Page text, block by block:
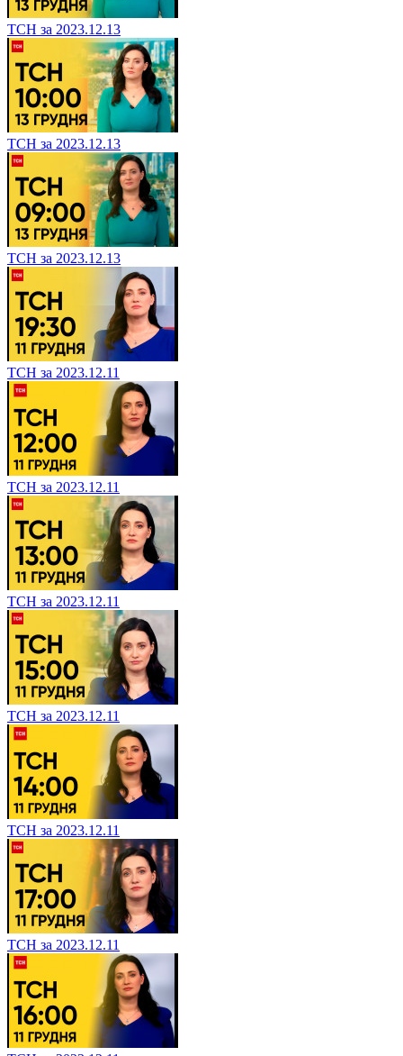
ТСН за 2023.12.13
ТСН за 2023.12.13
ТСН за 2023.12.13
ТСН за 2023.12.11
ТСН за 2023.12.11
ТСН за 2023.12.11
ТСН за 2023.12.11
ТСН за 2023.12.11
ТСН за 2023.12.11